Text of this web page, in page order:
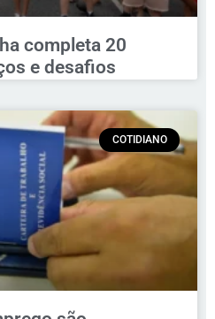
completa 20
e desafios
COTIDIANO